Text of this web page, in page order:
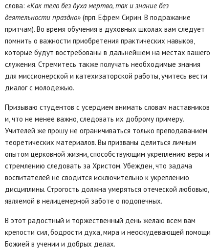
слова: «Как тело без духа мертво, так и знание без
деятельности праздно» (прп. Ефрем Сирин. В подражание
притчам). Во время обучения в духовных школах вам следует
помнить о важности приобретения практических навыков,
которые будут востребованы в дальнейшем на местах вашего
служения. Стремитесь также получать необходимые знания
для миссионерской и катехизаторской работы, учитесь вести
диалог с молодежью.
Призываю студентов с усердием внимать словам наставников
и, что не менее важно, следовать их доброму примеру.
Учителей же прошу не ограничиваться только преподаванием
теоретических материалов. Вы призваны делиться личным
опытом церковной жизни, способствующим укреплению веры и
стремлению следовать за Христом. Убежден, что задача
воспитателей не сводится исключительно к укреплению
дисциплины. Строгость должна умеряться отеческой любовью,
являемой в нелицемерной заботе о подопечных.
В этот радостный и торжественный день желаю всем вам
крепости сил, бодрости духа, мира и неоскудевающей помощи
Божией в учении и добрых делах.